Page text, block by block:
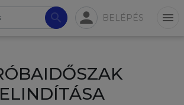
search person BELÉPÉS menu
ELINDÍTÁSA